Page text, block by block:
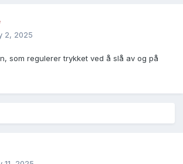
2, 2025
som regulerer trykket ved å slå av og på